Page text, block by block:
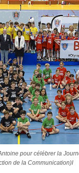
pour célébrer la
de la Communication)I